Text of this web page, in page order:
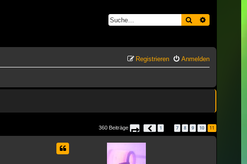
Suche
Anmelden
Registrieren
360 Beiträge Seite11 von
Vorherige
1 7 8 9 10 11